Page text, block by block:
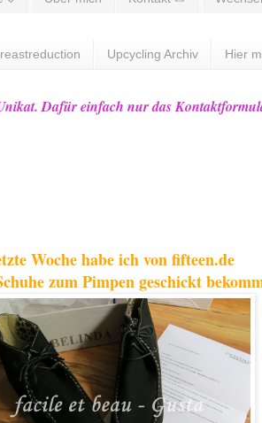
Upcycling Archiv Hier
Dafür einfach nur das
Woche habe ich von fifteen.de
zum Pimpen geschickt